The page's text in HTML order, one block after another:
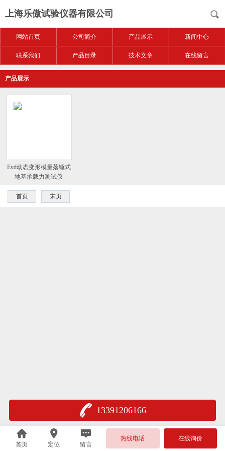
上海乐傲试验仪器有限公司
网站首页 公司简介 产品展示 新闻中心
联系我们 产品目录 技术文章 在线留言
产品展示
Evd动态变形模量落锤式
地基承载力测试仪
首页 末页
13391206166
首页 定位 留言
热线电话 在线询价